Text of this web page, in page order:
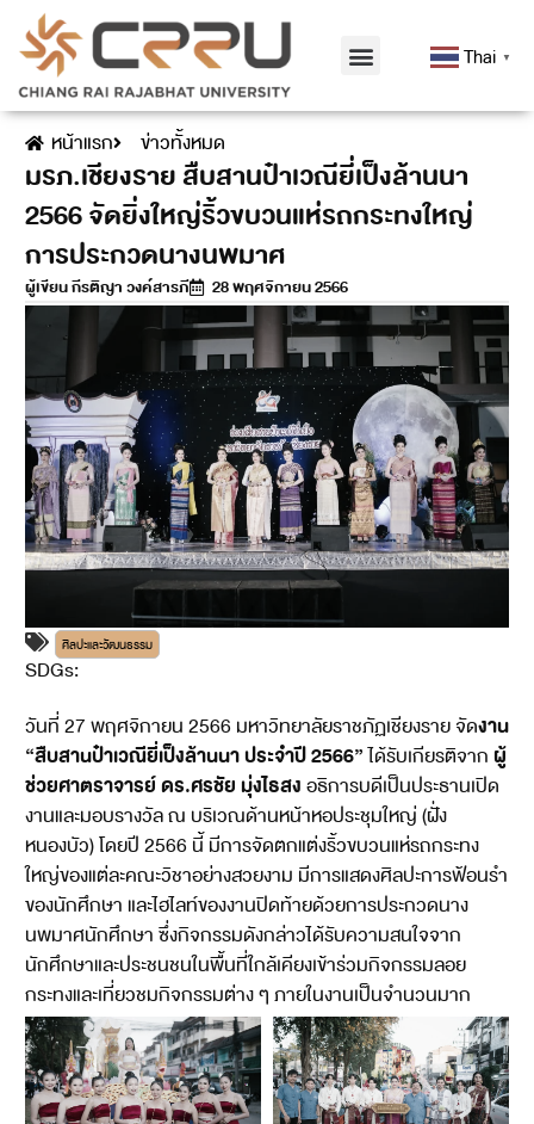
Thai ▼
หน้าแรก ข่าวทั้งหมด
มรภ.เชียงราย สืบสานป๋าเวณียี่เป็งล้านนา
2566 จัดยิ่งใหญ่ริ้วขบวนแห่รถกระทงใหญ่
การประกวดนางนพมาศ
ผู้เขียนกีรติญา วงค์สารภี 28 พฤศจิกายน 2566
ศิลปะและวัฒนธรรม
SDGs:
วันที่ 27 พฤศจิกายน 2566 มหาวิทยาลัยราชภัฏเชียงราย จัดงาน
“สืบสานป๋าเวณียี่เป็งล้านนา ประจำปี 2566”ได้รับเกียรติจากผู้
ช่วยศาตราจารย์ ดร.ศรชัย มุ่งไธสงอธิการบดีเป็นประธานเปิด
งานและมอบรางวัล ณ บริเวณด้านหน้าหอประชุมใหญ่ (ฝั่ง
หนองบัว) โดยปี 2566 นี้ มีการจัดตกแต่งริ้วขบวนแห่รถกระทง
ใหญ่ของแต่ละคณะวิชาอย่างสวยงาม มีการแสดงศิลปะการฟ้อนรำ
ของนักศึกษา และไฮไลท์ของงานปิดท้ายด้วยการประกวดนาง
นพมาศนักศึกษา ซึ่งกิจกรรมดังกล่าวได้รับความสนใจจาก
นักศึกษาและประชนชนในพื้นที่ใกล้เคียงเข้าร่วมกิจกรรมลอย
กระทงและเที่ยวชมกิจกรรมต่าง ๆ ภายในงานเป็นจำนวนมาก